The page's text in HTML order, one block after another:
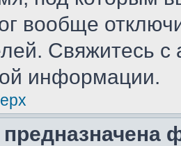
вообще
Свяжитесь
информации.
предназначена